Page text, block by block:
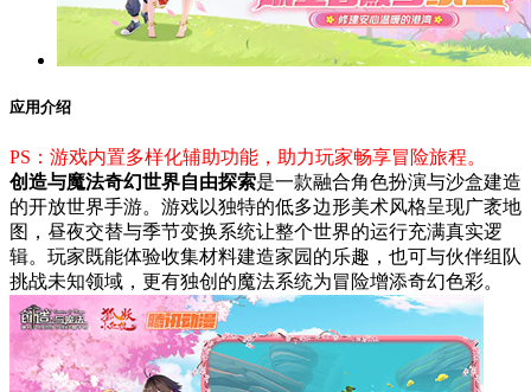
应用介绍
PS：游戏内置多样化辅助功能，助力玩家畅享冒险旅程。
创造与魔法奇幻世界自由探索是一款融合角色扮演与沙盒建造
的开放世界手游。游戏以独特的低多边形美术风格呈现广袤地
图，昼夜交替与季节变换系统让整个世界的运行充满真实逻
辑。玩家既能体验收集材料建造家园的乐趣，也可与伙伴组队
挑战未知领域，更有独创的魔法系统为冒险增添奇幻色彩。